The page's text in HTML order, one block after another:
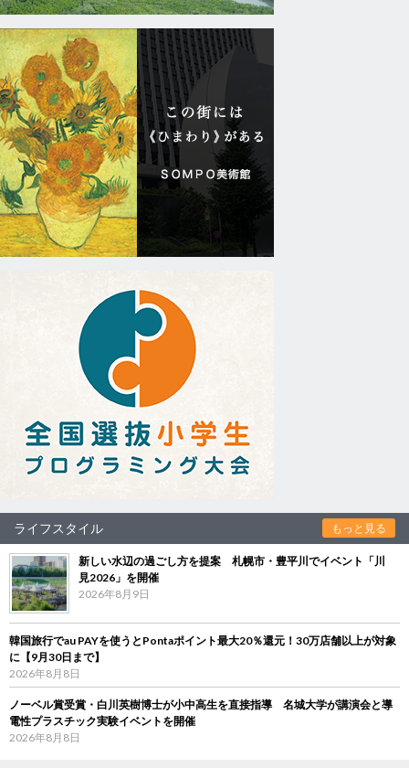
ライフスタイル もっと見る
新しい水辺の過ごし方を提案 札幌市・豊平川でイベント「川
見2026」を開催
2026年8月9日
韓国旅行でau PAYを使うとPontaポイント最大20％還元！30万店舗以上が対象
に【9月30日まで】
2026年8月8日
ノーベル賞受賞・白川英樹博士が小中高生を直接指導 名城大学が講演会と導
電性プラスチック実験イベントを開催
2026年8月8日